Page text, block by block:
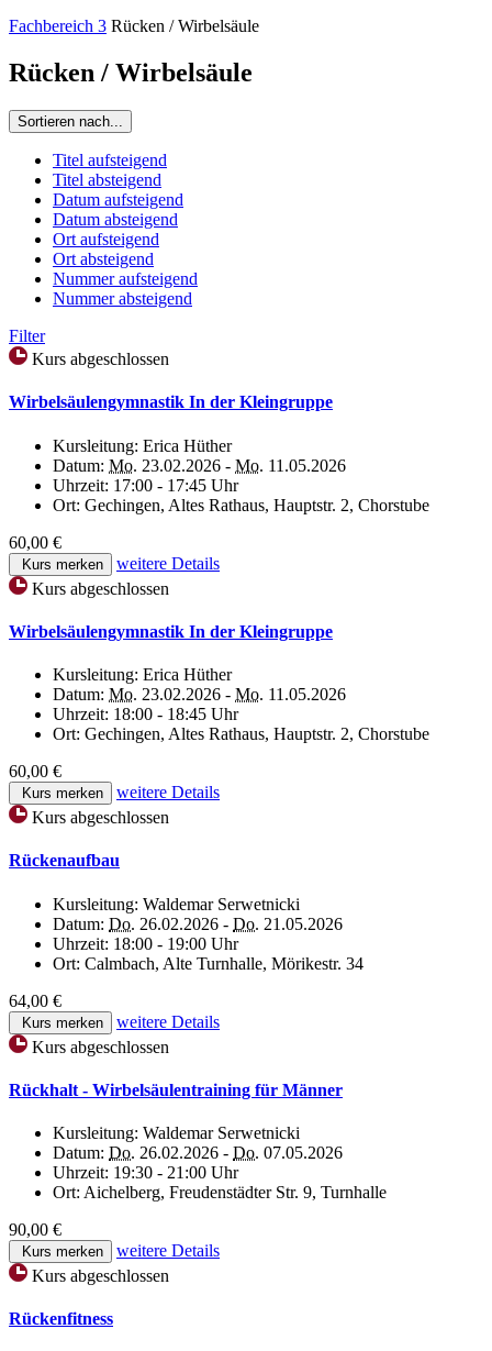
Fachbereich 3 Rücken / Wirbelsäule
Rücken / Wirbelsäule
Sortieren nach...
Titel aufsteigend
Titel absteigend
Datum aufsteigend
Datum absteigend
Ort aufsteigend
Ort absteigend
Nummer aufsteigend
Nummer absteigend
Filter
Kurs abgeschlossen
Wirbelsäulengymnastik In der Kleingruppe
Kursleitung: Erica Hüther
Datum: Mo. 23.02.2026 - Mo. 11.05.2026
Uhrzeit: 17:00 - 17:45 Uhr
Ort: Gechingen, Altes Rathaus, Hauptstr. 2, Chorstube
60,00 €
Kurs merken
weitere Details
Kurs abgeschlossen
Wirbelsäulengymnastik In der Kleingruppe
Kursleitung: Erica Hüther
Datum: Mo. 23.02.2026 - Mo. 11.05.2026
Uhrzeit: 18:00 - 18:45 Uhr
Ort: Gechingen, Altes Rathaus, Hauptstr. 2, Chorstube
60,00 €
Kurs merken
weitere Details
Kurs abgeschlossen
Rückenaufbau
Kursleitung: Waldemar Serwetnicki
Datum: Do. 26.02.2026 - Do. 21.05.2026
Uhrzeit: 18:00 - 19:00 Uhr
Ort: Calmbach, Alte Turnhalle, Mörikestr. 34
64,00 €
Kurs merken
weitere Details
Kurs abgeschlossen
Rückhalt - Wirbelsäulentraining für Männer
Kursleitung: Waldemar Serwetnicki
Datum: Do. 26.02.2026 - Do. 07.05.2026
Uhrzeit: 19:30 - 21:00 Uhr
Ort: Aichelberg, Freudenstädter Str. 9, Turnhalle
90,00 €
Kurs merken
weitere Details
Kurs abgeschlossen
Rückenfitness